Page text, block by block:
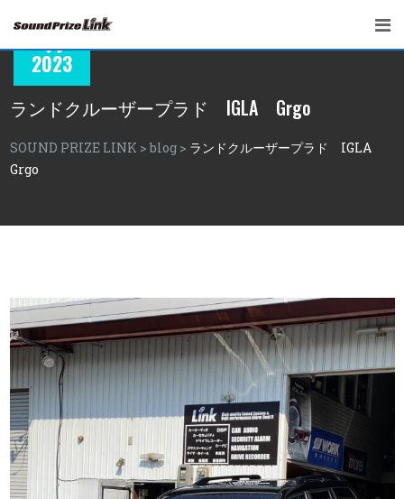
ランドクルーザープラド IGLA Grgo
SOUND PRIZE LINK >blog> ランドクルーザープラド IGLA
Grgo
10
1月
2023